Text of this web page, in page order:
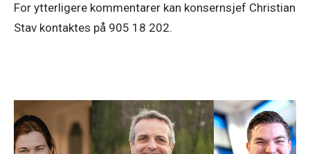
For ytterligere kommentarer kan konsernsjef Christian
Pressemeldinger 11. mai 2026
NTE, SKS og Nordkraft går sammen om